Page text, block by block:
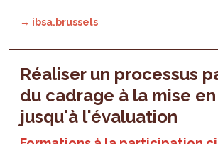
→ ibsa.brussels
Réaliser un processus
du cadrage à la mise
jusqu'à l'évaluation